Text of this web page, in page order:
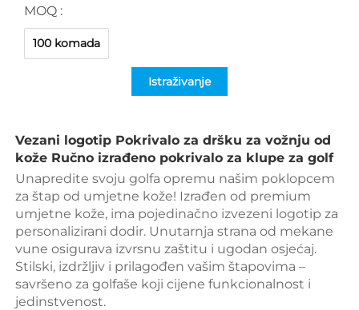
MOQ :
100 komada
Istraživanje
Vezani logotip Pokrivalo za dršku za vožnju od
kože Ručno izrađeno pokrivalo za klupe za golf
Unapredite svoju golfa opremu našim poklopcem
za štap od umjetne kože! Izrađen od premium
umjetne kože, ima pojedinačno izvezeni logotip za
personalizirani dodir. Unutarnja strana od mekane
vune osigurava izvrsnu zaštitu i ugodan osjećaj.
Stilski, izdržljiv i prilagođen vašim štapovima –
savršeno za golfaše koji cijene funkcionalnost i
jedinstvenost.